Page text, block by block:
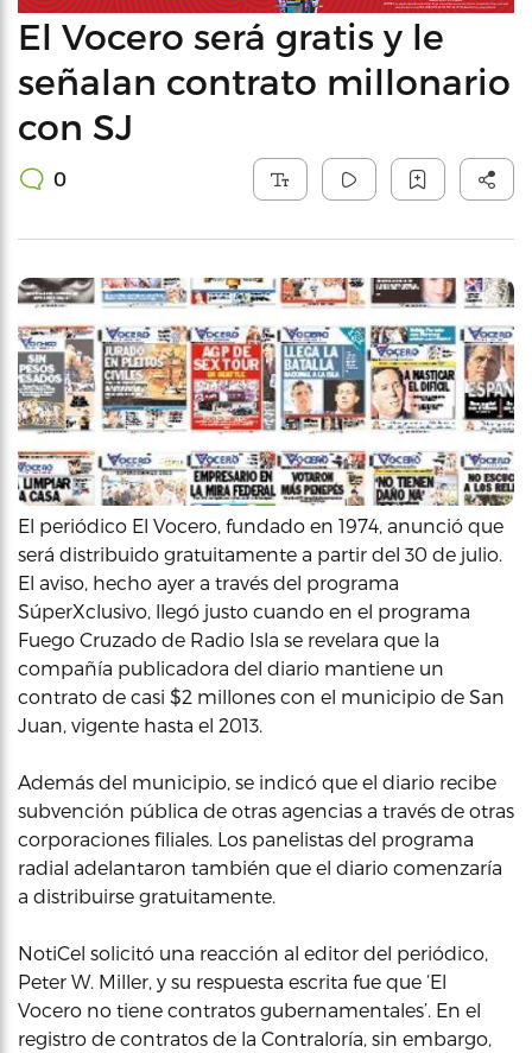
El Vocero será gratis y le
señalan contrato millonario
con SJ
0
El periódico El Vocero, fundado en 1974, anunció que
será distribuido gratuitamente a partir del 30 de julio.
El aviso, hecho ayer a través del programa
SúperXclusivo, llegó justo cuando en el programa
Fuego Cruzado de Radio Isla se revelara que la
compañía publicadora del diario mantiene un
contrato de casi $2 millones con el municipio de San
Juan, vigente hasta el 2013.
Además del municipio, se indicó que el diario recibe
subvención pública de otras agencias a través de otras
corporaciones filiales. Los panelistas del programa
radial adelantaron también que el diario comenzaría
a distribuirse gratuitamente.
NotiCel solicitó una reacción al editor del periódico,
Peter W. Miller, y su respuesta escrita fue que ‘El
Vocero no tiene contratos gubernamentales’. En el
registro de contratos de la Contraloría, sin embargo,